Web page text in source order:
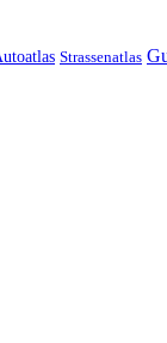
Strassenatlas